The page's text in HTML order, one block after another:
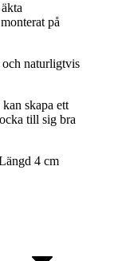
på
och naturligtvis
skapa ett
till sig bra
4 cm